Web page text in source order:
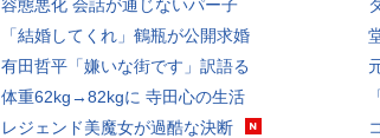
容態悪化 会話が通じないパー子
「結婚してくれ」鶴瓶が公開求婚
有田哲平「嫌いな街です」訳語る
体重62kg→82kgに 寺田心の生活
レジェンド美魔女が過酷な決断